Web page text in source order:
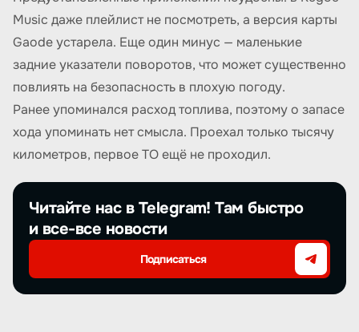
Music даже плейлист не посмотреть, а версия карты
Gaode устарела. Еще один минус — маленькие
задние указатели поворотов, что может существенно
повлиять на безопасность в плохую погоду.
Ранее упоминался расход топлива, поэтому о запасе
хода упоминать нет смысла. Проехал только тысячу
километров, первое ТО ещё не проходил.
Читайте нас в Telegram! Там быстро
и все-все новости
Подписаться